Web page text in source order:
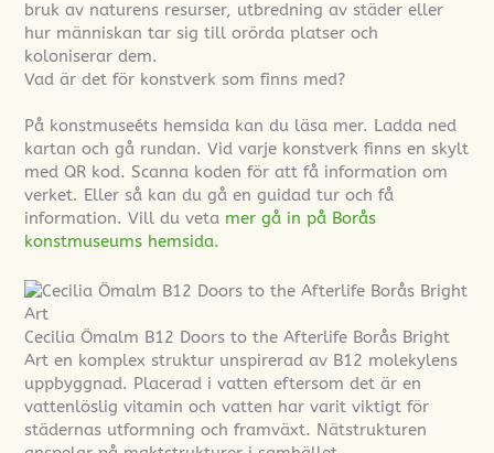
bruk av naturens resurser, utbredning av städer eller
hur människan tar sig till orörda platser och
koloniserar dem.
Vad är det för konstverk som finns med?
På konstmuseéts hemsida kan du läsa mer. Ladda ned
kartan och gå rundan. Vid varje konstverk finns en skylt
med QR kod. Scanna koden för att få information om
verket. Eller så kan du gå en guidad tur och få
information. Vill du veta mer gå in på Borås
konstmuseums hemsida.
Cecilia Ömalm B12 Doors to the Afterlife Borås Bright
Art en komplex struktur unspirerad av B12 molekylens
uppbyggnad. Placerad i vatten eftersom det är en
vattenlöslig vitamin och vatten har varit viktigt för
städernas utformning och framväxt. Nätstrukturen